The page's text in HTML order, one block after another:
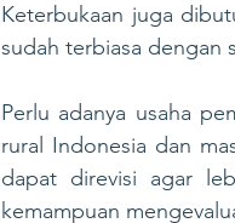
Keterbukaan juga
sudah terbiasa dengan
Perlu adanya usaha
rural Indonesia dan
dapat direvisi agar
kemampuan